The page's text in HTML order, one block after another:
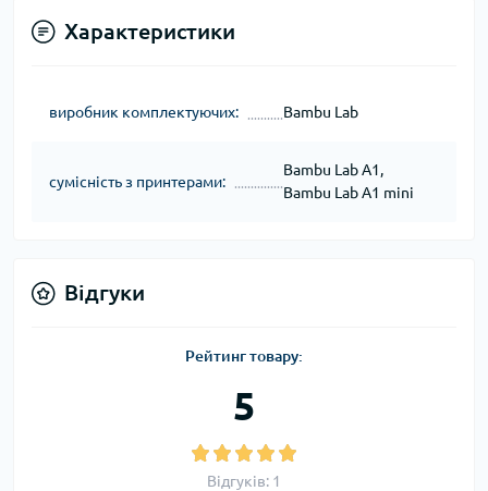
Характеристики
виробник комплектуючих: Bambu Lab
сумісність з принтерами:
Bambu Lab A1,
Bambu Lab A1 mini
Відгуки
Рейтинг товару:
5
Відгуків: 1